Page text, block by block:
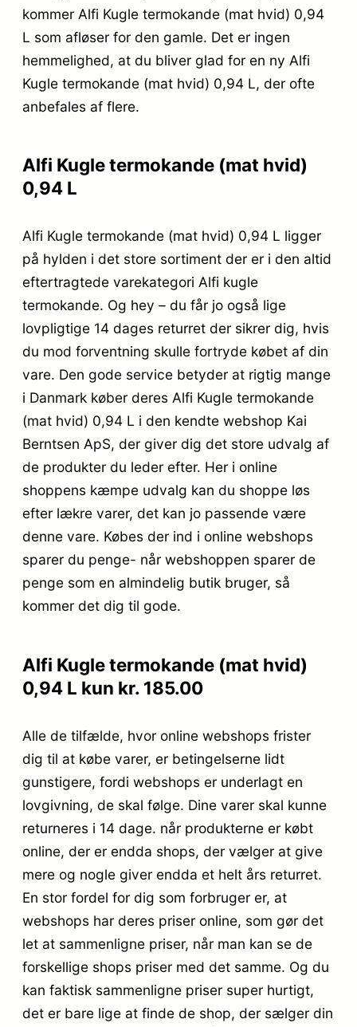
kommer Alfi Kugle termokande (mat hvid) 0,94
L som afløser for den gamle. Det er ingen
hemmelighed, at du bliver glad for en ny Alfi
Kugle termokande (mat hvid) 0,94 L, der ofte
anbefales af flere.
Alfi Kugle termokande (mat hvid)
0,94 L
Alfi Kugle termokande (mat hvid) 0,94 L ligger
på hylden i det store sortiment der er i den altid
eftertragtede varekategori Alfi kugle
termokande. Og hey – du får jo også lige
lovpligtige 14 dages returret der sikrer dig, hvis
du mod forventning skulle fortryde købet af din
vare. Den gode service betyder at rigtig mange
i Danmark køber deres Alfi Kugle termokande
(mat hvid) 0,94 L i den kendte webshop Kai
Berntsen ApS, der giver dig det store udvalg af
de produkter du leder efter. Her i online
shoppens kæmpe udvalg kan du shoppe løs
efter lækre varer, det kan jo passende være
denne vare. Købes der ind i online webshops
sparer du penge- når webshoppen sparer de
penge som en almindelig butik bruger, så
kommer det dig til gode.
Alfi Kugle termokande (mat hvid)
0,94 L kun kr. 185.00
Alle de tilfælde, hvor online webshops frister
dig til at købe varer, er betingelserne lidt
gunstigere, fordi webshops er underlagt en
lovgivning, de skal følge. Dine varer skal kunne
returneres i 14 dage. når produkterne er købt
online, der er endda shops, der vælger at give
mere og nogle giver endda et helt års returret.
En stor fordel for dig som forbruger er, at
webshops har deres priser online, som gør det
let at sammenligne priser, når man kan se de
forskellige shops priser med det samme. Og du
kan faktisk sammenligne priser super hurtigt,
det er bare lige at finde de shop, der sælger din